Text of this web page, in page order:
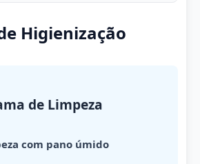
Higienização
de Limpeza
com pano úmido